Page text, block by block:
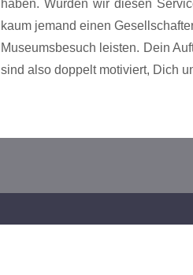
haben. Würden wir diesen
kaum jemand einen
Museumsbesuch leisten. Dein
sind also doppelt motiviert, Dich